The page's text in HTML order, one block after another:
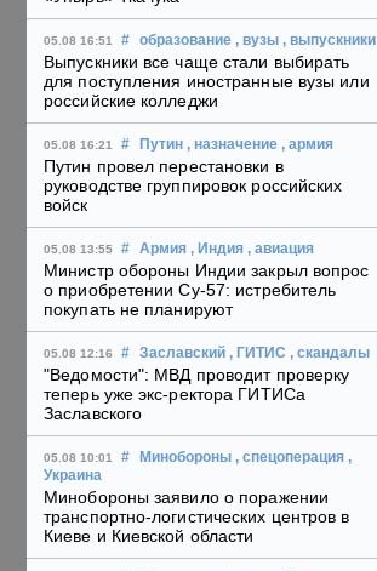
05.08 16:51 # образование , вузы , выпускники
Выпускники все чаще стали выбирать
для поступления иностранные вузы или
российские колледжи
05.08 16:21 # Путин , назначение , армия
Путин провел перестановки в
руководстве группировок российских
войск
05.08 13:55 # Армия , Индия , авиация
Министр обороны Индии закрыл вопрос
о приобретении Су-57: истребитель
покупать не планируют
05.08 12:16 # Заславский , ГИТИС , скандалы
"Ведомости": МВД проводит проверку
теперь уже экс-ректора ГИТИСа
Заславского
05.08 10:01 # Минобороны , спецоперация ,
Украина
Минобороны заявило о поражении
транспортно-логистических центров в
Киеве и Киевской области